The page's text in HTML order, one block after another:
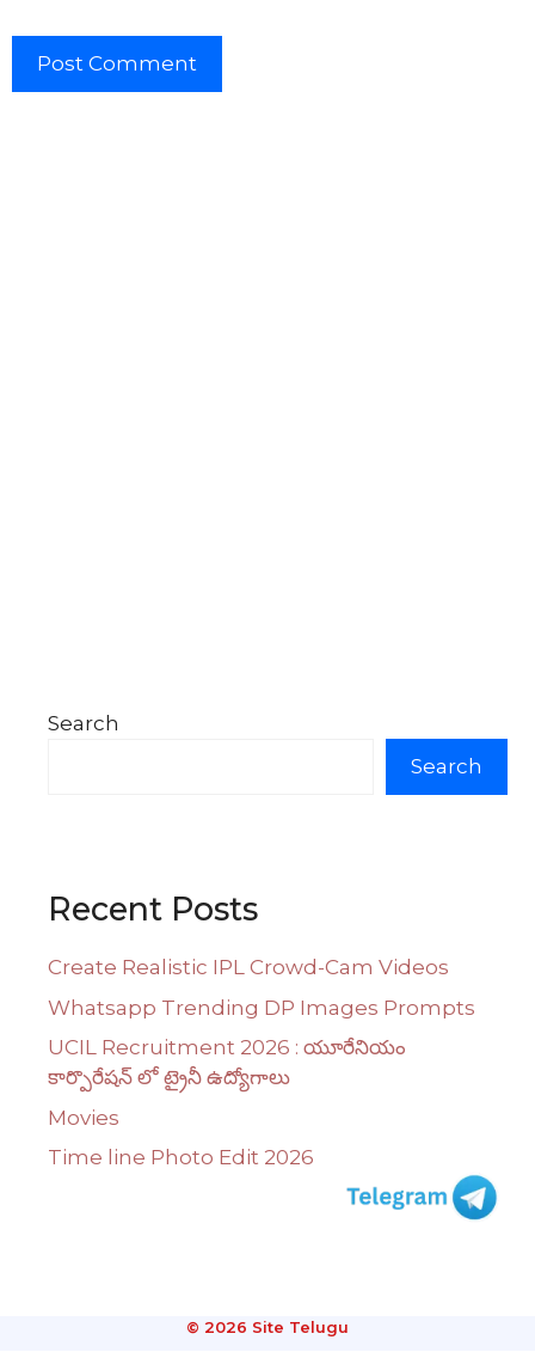
Search
Search
Recent Posts
Create Realistic IPL Crowd-Cam Videos
Whatsapp Trending DP Images Prompts
UCIL Recruitment 2026 : యూరేనియం
కార్పొరేషన్ లో ట్రైనీ ఉద్యోగాలు
Movies
Time line Photo Edit 2026
© 2026 Site Telugu